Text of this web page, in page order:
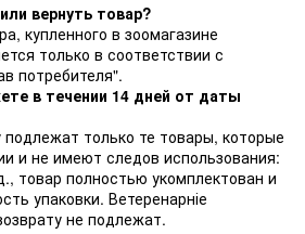
вернуть товар?
купленного в зоомагазине
только в соответствии с
потребителя".
в течении 14 дней от даты
только те товары, которые
и не имеют следов использования:
товар полностью укомплектован и
упаковки. Ветеренарніе
не подлежат.